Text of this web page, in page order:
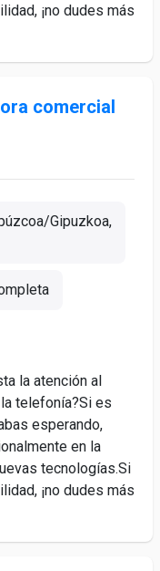
¡no dudes más
comercial
Gipuzkoa,
la atención al
telefonía?Si es
esperando,
en la
tecnologías.Si
¡no dudes más